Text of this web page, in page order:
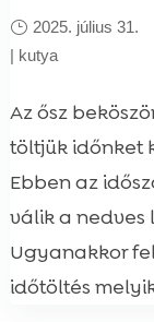
2025. július 31.
| kutya
Az ősz
töltjük időnket
Ebben az
válik a nedves
Ugyanakkor
időtöltés